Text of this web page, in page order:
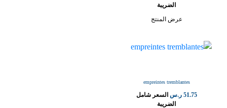
الضريبة
عرض المنتج
empreintes tremblantes
51.75 ر.س السعر شامل
الضريبة